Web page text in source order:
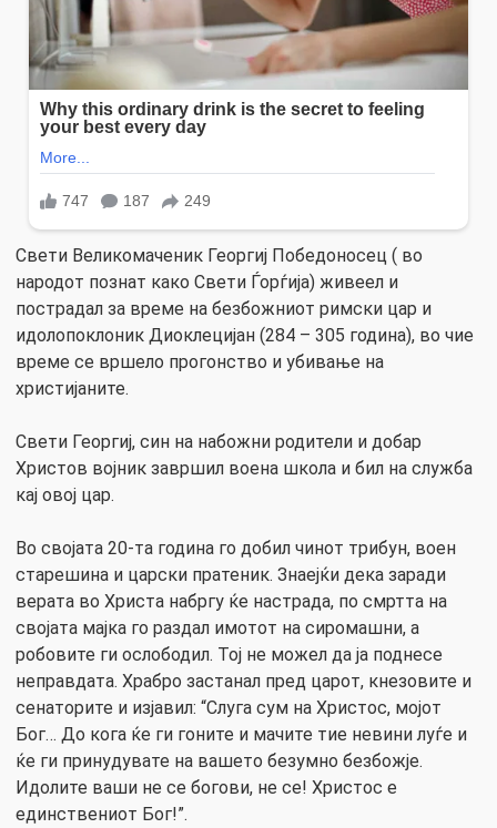
Свети Великомаченик Георгиј Победоносец ( во
народот познат како Свети Ѓорѓија) живеел и
пострадал за време на безбожниот римски цар и
идолопоклоник Диоклецијан (284 – 305 година), во чие
време се вршело прогонство и убивање на
христијаните.
Свети Георгиј, син на набожни родители и добар
Христов војник завршил воена школа и бил на служба
кај овој цар.
Во својата 20-та година го добил чинот трибун, воен
старешина и царски пратеник. Знаејќи дека заради
верата во Христа набргу ќе настрада, по смртта на
својата мајка го раздал имотот на сиромашни, а
робовите ги ослободил. Тој не можел да ја поднесе
неправдата. Храбро застанал пред царот, кнезовите и
сенаторите и изјавил: “Слуга сум на Христос, мојот
Бог… До кога ќе ги гоните и мачите тие невини луѓе и
ќе ги принудувате на вашето безумно безбожје.
Идолите ваши не се богови, не се! Христос е
единствениот Бог!”.